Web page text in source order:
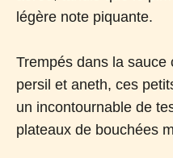
légère note piquante.
Trempés dans la sauce
persil et aneth, ces
un incontournable de
plateaux de bouchées